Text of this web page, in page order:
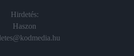
Hirdetés:
Haszon